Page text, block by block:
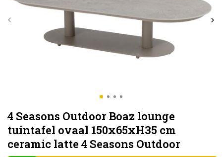
4 Seasons Outdoor Boaz lounge
tuintafel ovaal 150x65xH35 cm
ceramic latte 4 Seasons Outdoor